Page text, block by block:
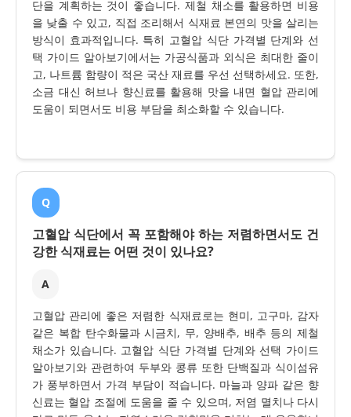
단을 계획하는 것이 좋습니다. 제철 채소를 활용하면 비용
을 낮출 수 있고, 직접 조리해서 식재료 본연의 맛을 살리는
방식이 효과적입니다. 특히 고혈압 식단 가격별 단계와 선
택 가이드 알아보기에서는 가공식품과 외식은 최대한 줄이
고, 나트륨 함량이 적은 국산 재료를 우선 선택하세요. 또한,
소금 대신 허브나 향신료를 활용해 맛을 내면 혈압 관리에
도움이 되면서도 비용 부담을 최소화할 수 있습니다.
Q
고혈압 식단에서 꼭 포함해야 하는 저렴하면서도 건
강한 식재료는 어떤 것이 있나요?
A
고혈압 관리에 좋은 저렴한 식재료로는 현미, 고구마, 감자
같은 복합 탄수화물과 시금치, 무, 양배추, 배추 등의 제철
채소가 있습니다. 고혈압 식단 가격별 단계와 선택 가이드
알아보기와 관련하여 두부와 콩류 또한 단백질과 식이섬유
가 풍부하면서 가격 부담이 적습니다. 마늘과 양파 같은 향
신료는 혈압 조절에 도움을 줄 수 있으며, 저염 멸치나 다시